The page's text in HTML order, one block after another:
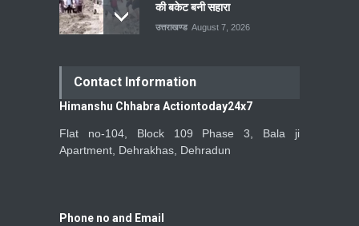
की बकेट बनी सहारा
उत्तराखण्ड August 7, 2026
Contact Information
Himanshu Chhabra Actiontoday24x7
Flat no-104, Block 109 Phase 3, Bala ji
Apartment, Dehrakhas, Dehradun
Phone no and Email